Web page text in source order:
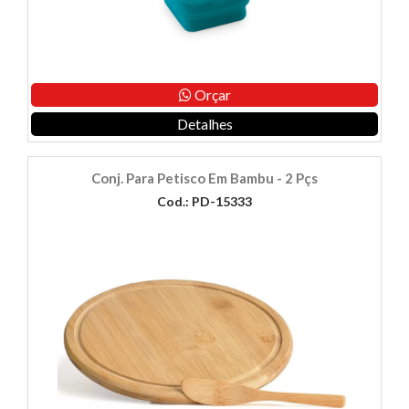
Orçar
Detalhes
Conj. Para Petisco Em Bambu - 2 Pçs
Cod.: PD-15333